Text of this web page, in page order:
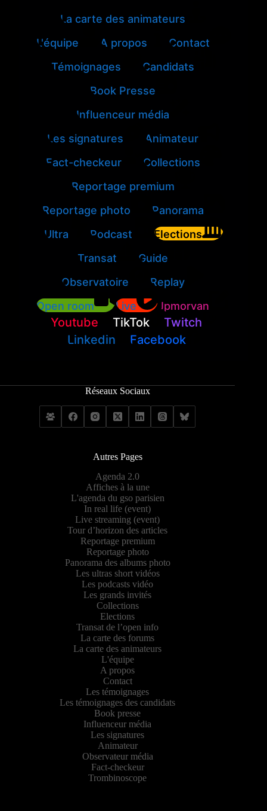
La carte des animateurs
L'équipe
A propos
Contact
Témoignages
Candidats
Book Presse
Influenceur média
Les signatures
Animateur
Fact-checkeur
Collections
Reportage premium
Reportage photo
Panorama
Ultra
Podcast
Elections
Transat
Guide
Observatoire
Replay
Open room
Live Jpmorvan
Youtube TikTok
Twitch
Linkedin
Facebook
Réseaux Sociaux
Autres Pages
Agenda 2.0
Affiches à la une
L'agenda du gso parisien
In real life (event)
Live streaming (event)
Tour d’horizon des articles
Reportage premium
Reportage photo
Panorama des albums photo
Les ultras short vidéos
Les podcasts vidéo
Les grands invités
Collections
Elections
Transat de l’open info
La carte des forums
La carte des animateurs
L'équipe
A propos
Contact
Les témoignages
Les témoignages des candidats
Book presse
Influenceur média
Les signatures
Animateur
Observateur média
Fact-checkeur
Trombinoscope